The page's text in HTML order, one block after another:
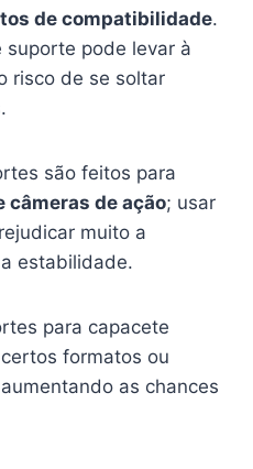
de compatibilidade.
suporte pode levar à
risco de se soltar
são feitos para
câmeras de ação; usar
muito a
estabilidade.
para capacete
formatos ou
as chances